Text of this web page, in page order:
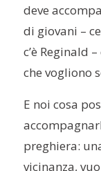
deve
di giovani –
c’è Reginald
che vogliono
E noi cosa
preghiera:
vicinanza,